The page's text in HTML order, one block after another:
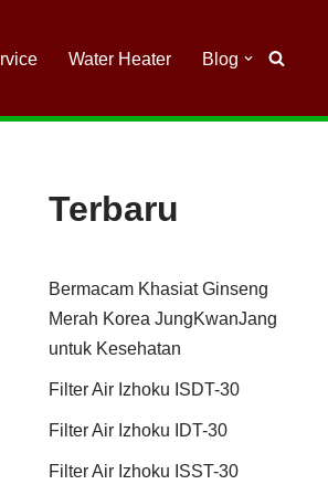
Water Heater Blog
Terbaru
Bermacam Khasiat Ginseng
Merah Korea JungKwanJang
untuk Kesehatan
Filter Air Izhoku ISDT-30
Filter Air Izhoku IDT-30
Filter Air Izhoku ISST-30